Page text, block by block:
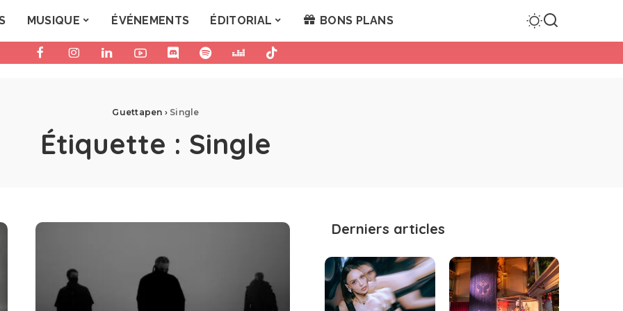
MUSIQUE ÉVÉNEMENTS ÉDITORIAL BONS PLANS
Guettapen › Single
Étiquette : Single
Derniers articles